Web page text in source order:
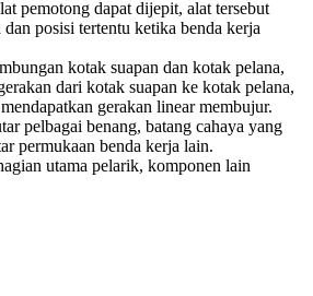
pemotong dapat dijepit, alat tersebut
dan posisi tertentu ketika benda kerja
kotak suapan dan kotak pelana,
dari kotak suapan ke kotak pelana,
gerakan linear membujur.
pelbagai benang, batang cahaya yang
permukaan benda kerja lain.
utama pelarik, komponen lain